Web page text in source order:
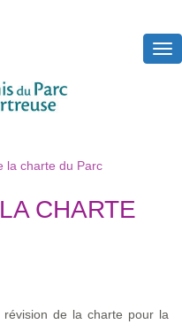
la charte du Parc
CHARTE
de la charte pour la